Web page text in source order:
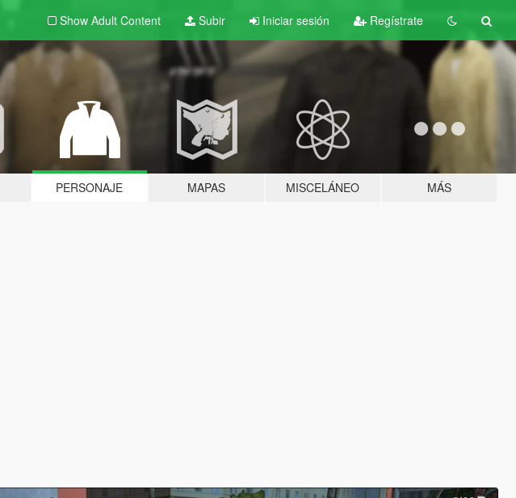
Show Adult Content Subir Iniciar sesión Regístrate
PERSONAJE MAPAS MISCELÁNEO MÁS